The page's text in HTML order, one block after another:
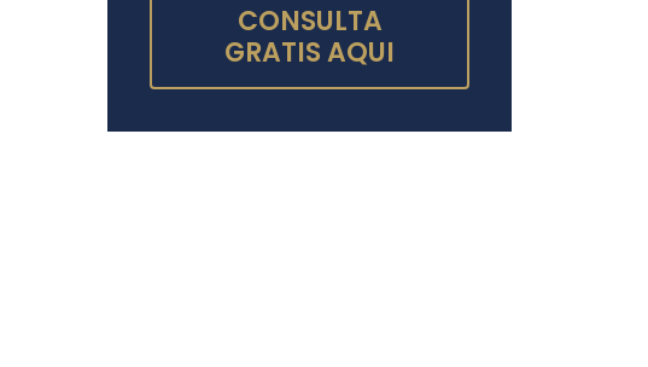
CONSULTA
GRATIS AQUI